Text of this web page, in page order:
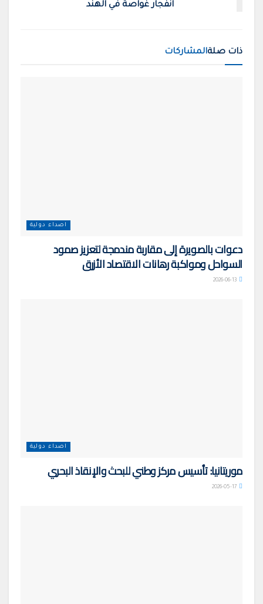
انفجار غواصة في الهند
ذات صلةالمشاركات
اصداء دولية
دعوات بالصويرة إلى مقاربة مندمجة لتعزيز صمود
السواحل ومواكبة رهانات الاقتصاد الأزرق
اصداء دولية
موريتانيا: تأسيس مركز وطني للبحث والإنقاذ البحري